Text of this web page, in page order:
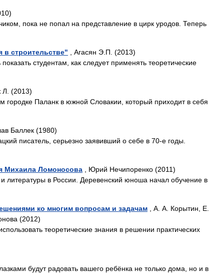
пока не попал на представление в цирк уродов. Теперь
строительстве" , Агасян Э.П. (2013)
студентам, как следует применять теоретические
Л. (2013)
городке Паланк в южной Словакии, который приходит в себя
Баллек (1980)
писатель, серьезно заявивший о себе в 70-е годы.
Михаила Ломоносова , Юрий Нечипоренко (2011)
литературы в России. Деревенский юноша начал обучение в
ко многим вопросам и задачам , А. А. Корытин, Е.
(2012)
теоретические знания в решении практических
будут радовать вашего ребёнка не только дома, но и в